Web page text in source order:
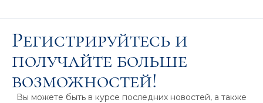
Регистрируйтесь и
получайте больше
возможностей!
Вы можете быть в курсе последних новостей, а также